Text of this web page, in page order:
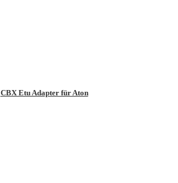
CBX Etu Adapter für Aton